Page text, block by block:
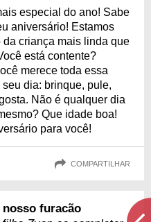
especial do ano! Sabe
aniversário! Estamos
criança mais linda que
está contente?
merece toda essa
dia: brinque, pule,
Não é qualquer dia
Que idade boa!
para você!
COMPARTILHAR
nosso furacão